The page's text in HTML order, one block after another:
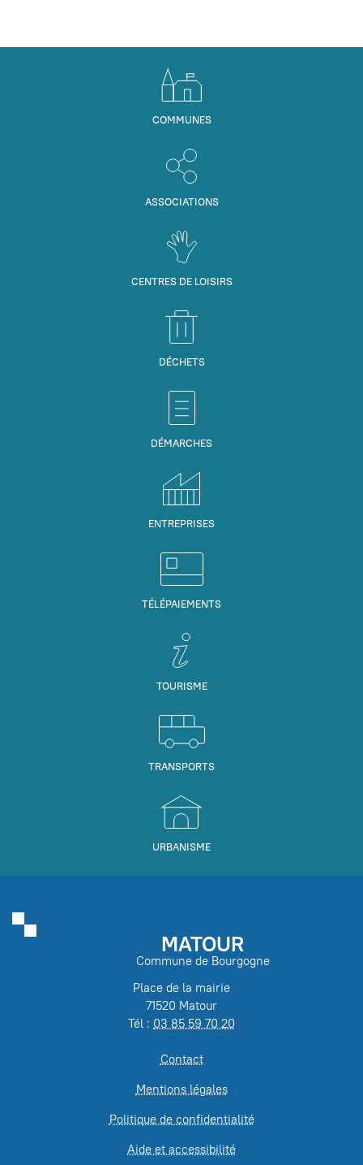
COMMUNES
ASSOCIATIONS
CENTRES DE LOISIRS
DÉCHETS
DÉMARCHES
ENTREPRISES
TÉLÉPAIEMENTS
TOURISME
TRANSPORTS
URBANISME
MATOUR
Commune de Bourgogne
Place de la mairie
71520 Matour
Tél : 03 85 59 70 20
Contact
Mentions légales
Politique de confidentialité
Aide et accessibilité